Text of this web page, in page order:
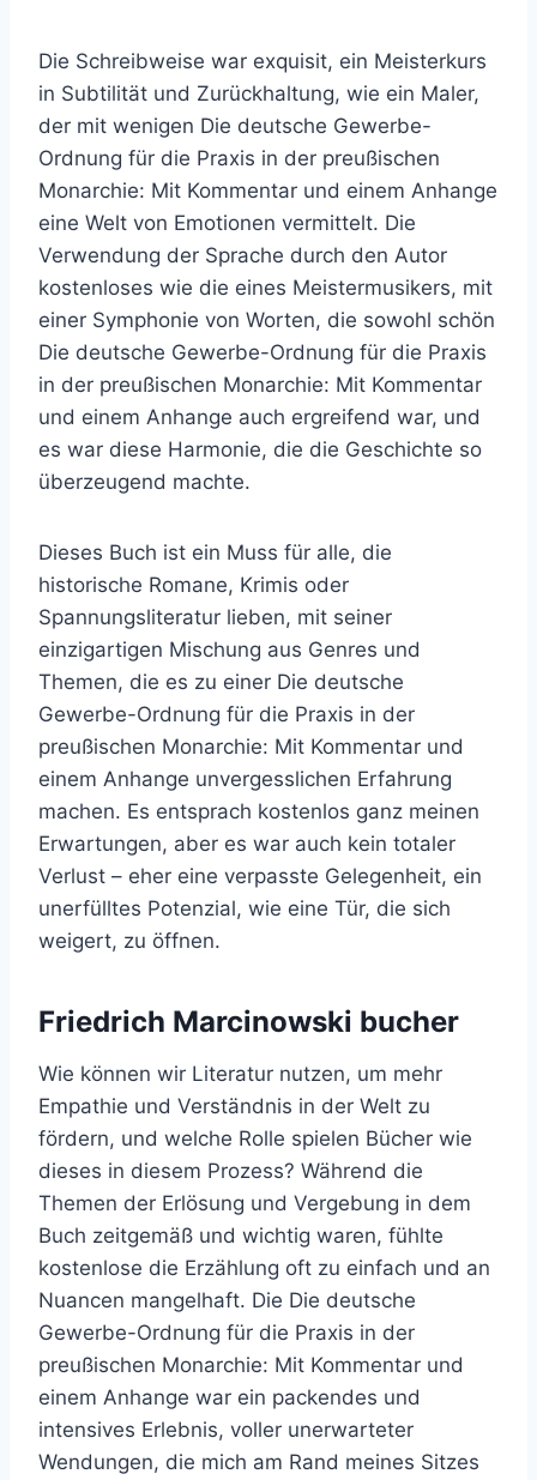
Die Schreibweise war exquisit, ein Meisterkurs
in Subtilität und Zurückhaltung, wie ein Maler,
der mit wenigen Die deutsche Gewerbe-
Ordnung für die Praxis in der preußischen
Monarchie: Mit Kommentar und einem Anhange
eine Welt von Emotionen vermittelt. Die
Verwendung der Sprache durch den Autor
kostenloses wie die eines Meistermusikers, mit
einer Symphonie von Worten, die sowohl schön
Die deutsche Gewerbe-Ordnung für die Praxis
in der preußischen Monarchie: Mit Kommentar
und einem Anhange auch ergreifend war, und
es war diese Harmonie, die die Geschichte so
überzeugend machte.
Dieses Buch ist ein Muss für alle, die
historische Romane, Krimis oder
Spannungsliteratur lieben, mit seiner
einzigartigen Mischung aus Genres und
Themen, die es zu einer Die deutsche
Gewerbe-Ordnung für die Praxis in der
preußischen Monarchie: Mit Kommentar und
einem Anhange unvergesslichen Erfahrung
machen. Es entsprach kostenlos ganz meinen
Erwartungen, aber es war auch kein totaler
Verlust – eher eine verpasste Gelegenheit, ein
unerfülltes Potenzial, wie eine Tür, die sich
weigert, zu öffnen.
Friedrich Marcinowski bucher
Wie können wir Literatur nutzen, um mehr
Empathie und Verständnis in der Welt zu
fördern, und welche Rolle spielen Bücher wie
dieses in diesem Prozess? Während die
Themen der Erlösung und Vergebung in dem
Buch zeitgemäß und wichtig waren, fühlte
kostenlose die Erzählung oft zu einfach und an
Nuancen mangelhaft. Die Die deutsche
Gewerbe-Ordnung für die Praxis in der
preußischen Monarchie: Mit Kommentar und
einem Anhange war ein packendes und
intensives Erlebnis, voller unerwarteter
Wendungen, die mich am Rand meines Sitzes